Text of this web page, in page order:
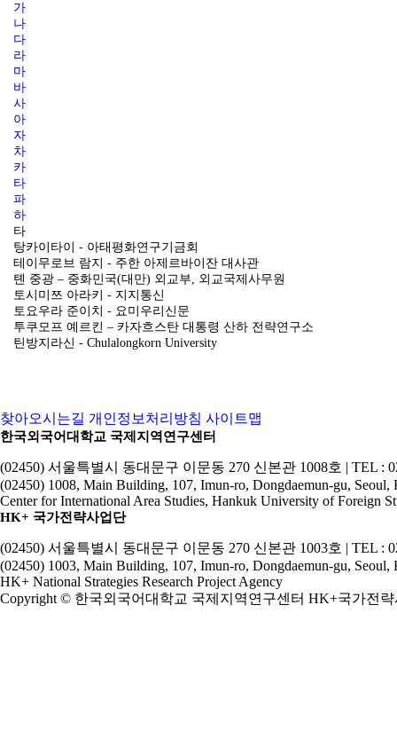
가
나
다
라
마
바
사
아
자
차
카
타
파
하
타
탕카이타이 - 아태평화연구기금회
테이무로브 람지 - 주한 아제르바이잔 대사관
톈 중광 – 중화민국(대만) 외교부, 외교국제사무원
토시미쯔 아라키 - 지지통신
토요우라 준이치 - 요미우리신문
투쿠모프 예르킨 – 카자흐스탄 대통령 산하 전략연구소
틴방지라신 - Chulalongkorn University
찾아오시는길 개인정보처리방침 사이트맵
한국외국어대학교 국제지역연구센터
(02450) 서울특별시 동대문구 이문동 270 신본관 1008호 | TEL :
(02450) 1008, Main Building, 107, Imun-ro, Dongdaemun-gu, Seoul,
Center for International Area Studies, Hankuk University of Foreign
HK+ 국가전략사업단
(02450) 서울특별시 동대문구 이문동 270 신본관 1003호 | TEL :
(02450) 1003, Main Building, 107, Imun-ro, Dongdaemun-gu, Seoul,
HK+ National Strategies Research Project Agency
Copyright © 한국외국어대학교 국제지역연구센터 HK+국가전